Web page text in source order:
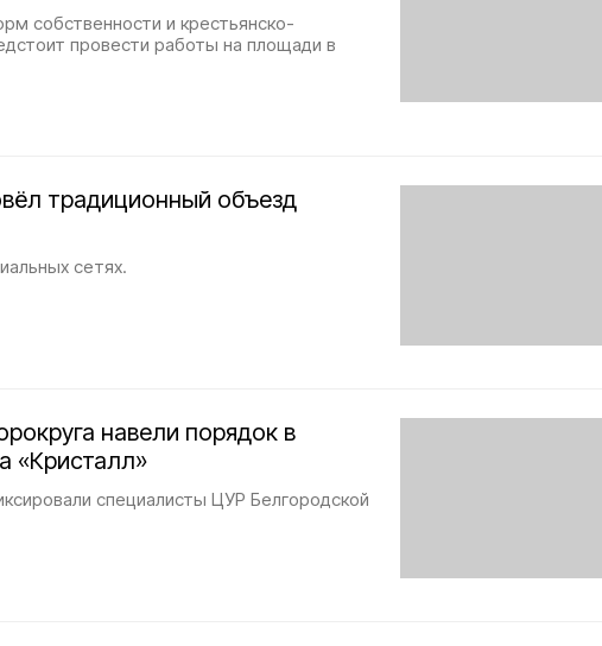
собственности и крестьянско-
провести работы на площади в
традиционный объезд
сетях.
навели порядок в
«Кристалл»
специалисты ЦУР Белгородской